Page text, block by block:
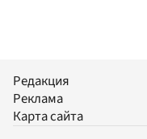
Редакция
Реклама
Карта сайта